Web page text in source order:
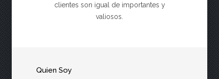
clientes son igual de importantes y
valiosos.
Quien Soy